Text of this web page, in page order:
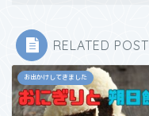
RELATED POST
お出かけしてきました